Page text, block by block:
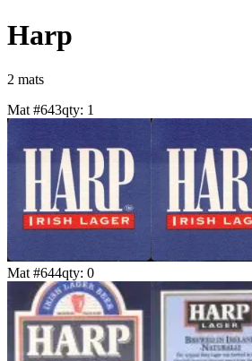
Harp
2 mats
Mat #643qty: 1
Mat #644qty: 0